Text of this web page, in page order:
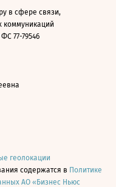
в сфере связи,
коммуникаций
77-79546
геолокации
содержатся в Политике
АО «Бизнес Ньюс